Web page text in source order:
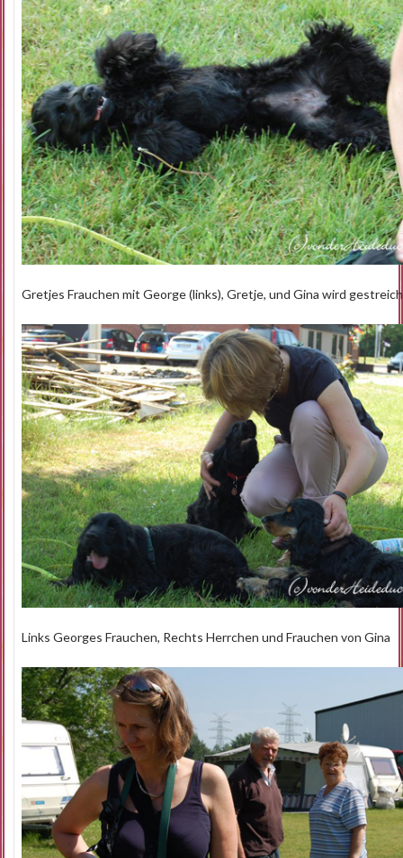
Gretjes Frauchen mit George (links), Gretje, und Gina wird
Links Georges Frauchen, Rechts Herrchen und Frauchen von Gina